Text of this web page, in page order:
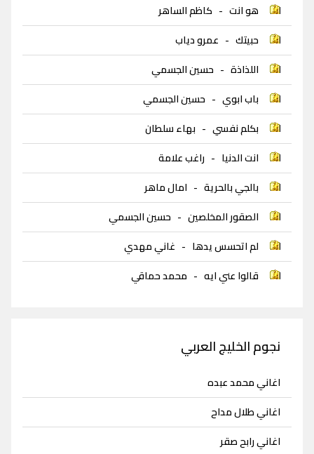
هو انت - كاظم الساهر
حبيتك - عمرو دياب
اللذاذة - حسين الجسمي
باب ابوي - حسين الجسمي
بكلم نفسي - بهاء سلطان
انت الدنيا - راغب علامة
بالجي بالحرية - امال ماهر
الصقور المخلصين - حسين الجسمي
لم اتحسس يدها - غاني مهدي
قالوا عني ايه - محمد حماقي
نجوم الخليج العربي
اغاني محمد عبده
اغاني طلال مداح
اغاني رابح صقر